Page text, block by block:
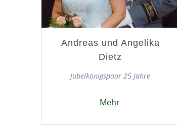
Andreas und Angelika
Dietz
Jubelkönigspaar 25 Jahre
Mehr